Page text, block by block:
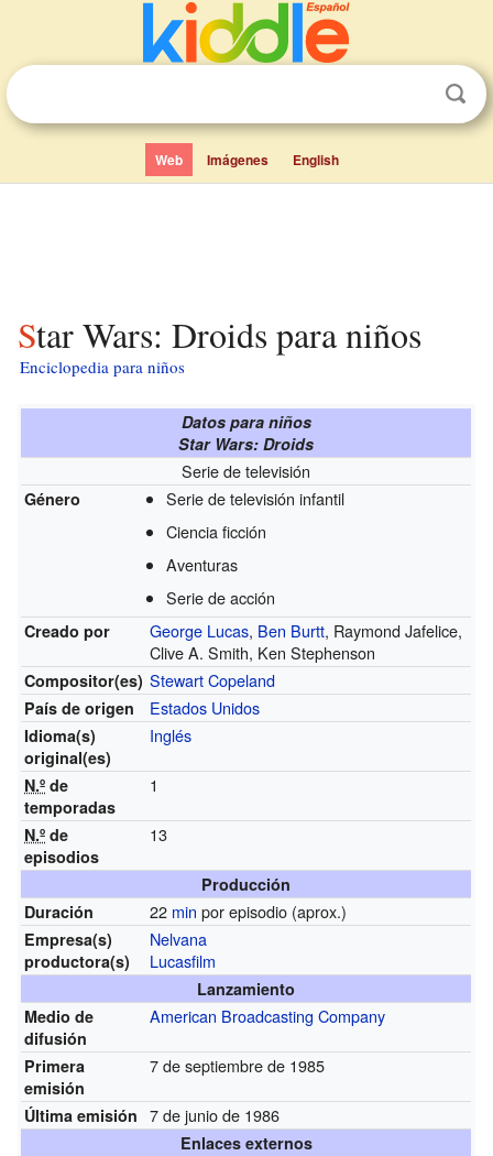
Web Imágenes English
Star Wars: Droids para niños
Enciclopedia para niños
Datos para niños
Star Wars: Droids
Serie de televisión
Género
Serie de televisión infantil
Ciencia ficción
Aventuras
Serie de acción
Creado por George Lucas, Ben Burtt, Raymond Jafelice,
Clive A. Smith, Ken Stephenson
Compositor(es) Stewart Copeland
País de origen Estados Unidos
Idioma(s)
original(es)
Inglés
N.º de
temporadas
1
N.º de
episodios
13
Producción
Duración
22 min por episodio (aprox.)
Empresa(s)
productora(s)
Nelvana
Lucasfilm
Lanzamiento
Medio de
difusión
American Broadcasting Company
Primera
emisión
7 de septiembre de 1985
Última emisión 7 de junio de 1986
Enlaces externos